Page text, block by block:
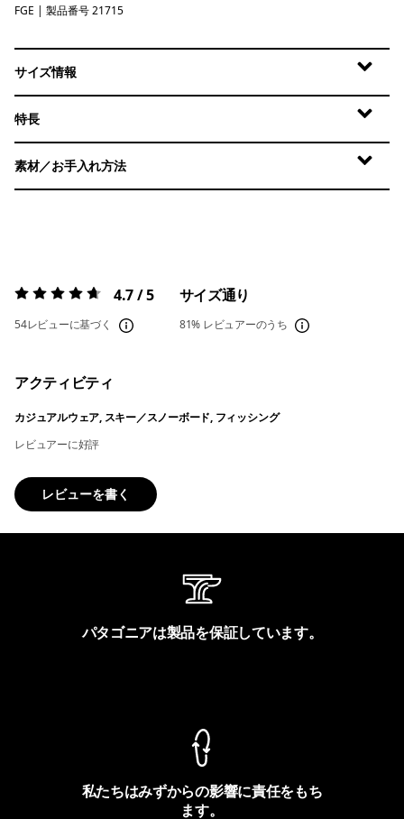
Forge Grey
FGE | 製品番号 21715
サイズ情報
特長
素材／お手入れ方法
評価:4.7 / 5 4.7 / 5
54レビューに基づく
サイズ通り
81% レビュアーのうち
アクティビティ
カジュアルウェア, スキー／スノーボード, フィッシング
レビュアーに好評
レビューを書く
パタゴニアは製品を保証しています。
私たちはみずからの影響に責任をもち
ます。